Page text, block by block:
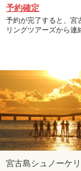
予約確定
予約が完了すると、宮
リングツアーズから連
宮古島シュノーケ